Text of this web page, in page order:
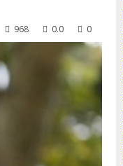
968 0.0 0